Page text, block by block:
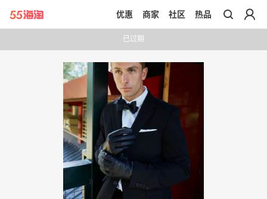
带你去官网买正品
优惠 商家 社区 热品
已过期